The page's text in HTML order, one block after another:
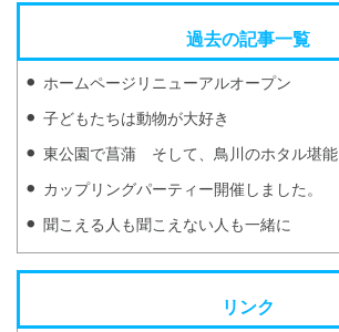
過去の記事一覧
ホームページリニューアルオープン
子どもたちは動物が大好き
東公園で菖蒲 そして、鳥川のホタル堪能
カップリングパーティー開催しました。
聞こえる人も聞こえない人も一緒に
リンク